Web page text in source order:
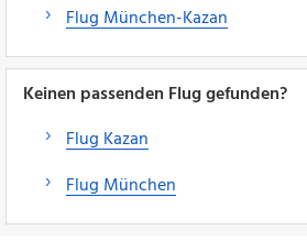
Flug München-Kazan
Keinen passenden Flug gefunden?
Flug Kazan
Flug München